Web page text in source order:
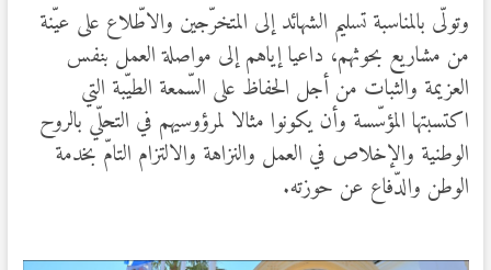
وتولّى بالمناسبة تسليم الشهائد إلى المتخرّجين والاطّلاع على عيّنة
من مشاريع بحوثهم، داعيا إياهم إلى مواصلة العمل بنفس
العزيمة والثبات من أجل الحفاظ على السّمعة الطيّبة التي
اكتسبتها المؤسّسة وأن يكونوا مثالا لمرؤوسيهم في التحلّي بالروح
الوطنية والإخلاص في العمل والنزاهة والالتزام التامّ بخدمة
الوطن والدّفاع عن حوزته.